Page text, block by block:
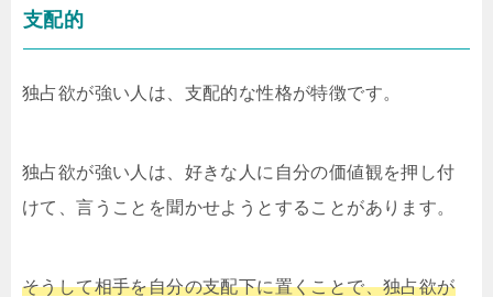
支配的
独占欲が強い人は、支配的な性格が特徴です。
独占欲が強い人は、好きな人に自分の価値観を押し付
けて、言うことを聞かせようとすることがあります。
そうして相手を自分の支配下に置くことで、独占欲が